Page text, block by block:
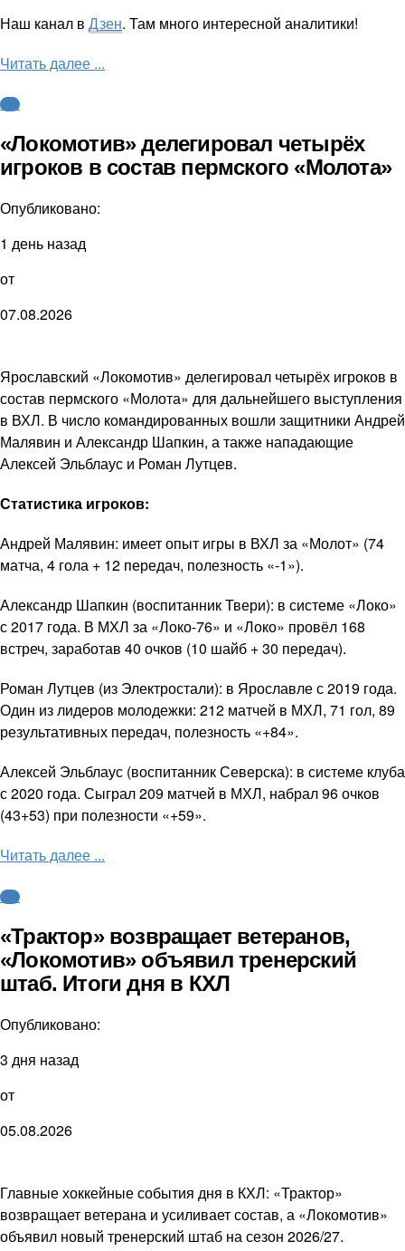
Наш канал в Дзен. Там много интересной аналитики!
Читать далее ...
КХЛ
«Локомотив» делегировал четырёх
игроков в состав пермского «Молота»
Опубликовано:
1 день назад
от
07.08.2026
Ярославский «Локомотив» делегировал четырёх игроков в
состав пермского «Молота» для дальнейшего выступления
в ВХЛ. В число командированных вошли защитники Андрей
Малявин и Александр Шапкин, а также нападающие
Алексей Эльблаус и Роман Лутцев.
Статистика игроков:
Андрей Малявин: имеет опыт игры в ВХЛ за «Молот» (74
матча, 4 гола + 12 передач, полезность «-1»).
Александр Шапкин (воспитанник Твери): в системе «Локо»
с 2017 года. В МХЛ за «Локо-76» и «Локо» провёл 168
встреч, заработав 40 очков (10 шайб + 30 передач).
Роман Лутцев (из Электростали): в Ярославле с 2019 года.
Один из лидеров молодежки: 212 матчей в МХЛ, 71 гол, 89
результативных передач, полезность «+84».
Алексей Эльблаус (воспитанник Северска): в системе клуба
с 2020 года. Сыграл 209 матчей в МХЛ, набрал 96 очков
(43+53) при полезности «+59».
Читать далее ...
КХЛ
«Трактор» возвращает ветеранов,
«Локомотив» объявил тренерский
штаб. Итоги дня в КХЛ
Опубликовано:
3 дня назад
от
05.08.2026
Главные хоккейные события дня в КХЛ: «Трактор»
возвращает ветерана и усиливает состав, а «Локомотив»
объявил новый тренерский штаб на сезон 2026/27.